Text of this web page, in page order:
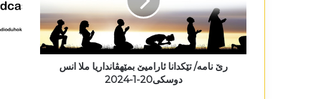
رێ نامە/ تێکدانا ئارامیێ بمێھڤانداریا ملا انس
دوسکی20-1-2024